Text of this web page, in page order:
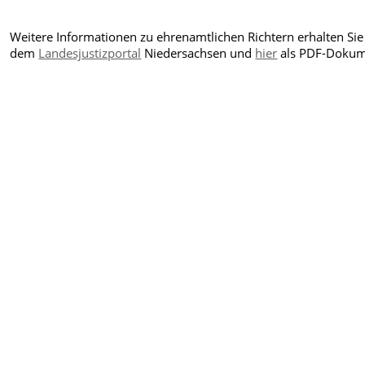
Weitere Informationen zu ehrenamtlichen Richtern erhalten
dem Landesjustizportal Niedersachsen und hier als PDF-